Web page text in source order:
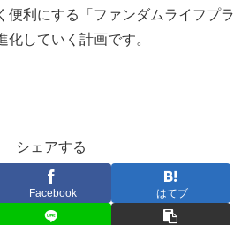
便利にする「ファンダムライフプラ
化していく計画です。
シェアする
Facebook はてブ